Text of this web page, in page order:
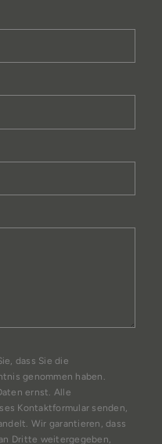
dass Sie die
genommen haben.
ernst. Alle
Kontaktformular senden,
Wir garantieren, dass
Dritte weitergegeben,